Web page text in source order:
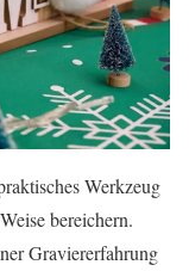
Werkzeug
bereichern.
Graviererfahrung